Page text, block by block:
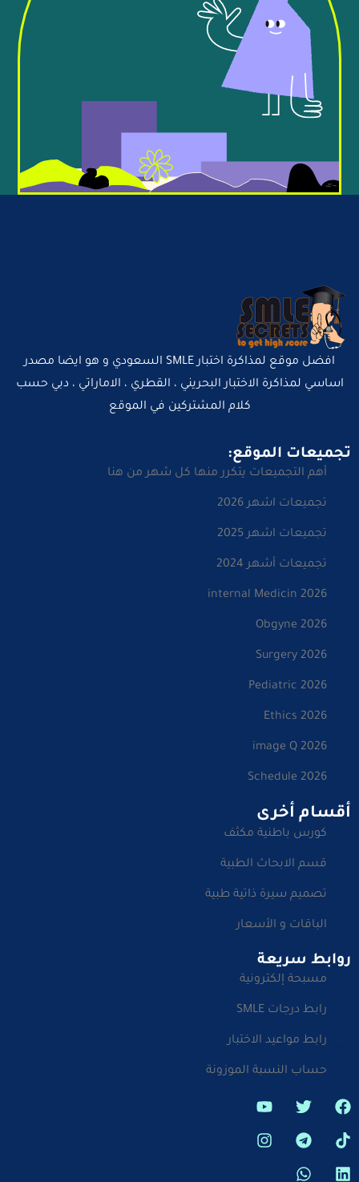
افضل موقع لمذاكرة اختبار SMLE السعودي و هو ايضا مصدر
اساسي لمذاكرة الاختبار البحريني ، القطري ، الاماراتي ، دبي حسب
كلام المشتركين في الموقع
تجميعات الموقع:
أهم التجميعات يتكرر منها كل شهر من هنا
تجميعات اشهر 2026
تجميعات اشهر 2025
تجميعات أشهر 2024
internal Medicin 2026
Obgyne 2026
Surgery 2026
Pediatric 2026
Ethics 2026
image Q 2026
Schedule 2026
أقسام أخرى
كورس باطنية مكثف
قسم الابحاث الطبية
تصميم سيرة ذاتية طبية
الباقات و الأسعار
روابط سريعة
مسبحة إلكترونية
رابط درجات SMLE
رابط مواعيد الاختبار
حساب النسبة الموزونة